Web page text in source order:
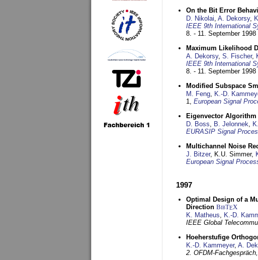
On the Bit Error
D. Nikolai, A. Dekorsy,
IEEE 9th International
8. - 11. September 1998
Maximum Likelihood
A. Dekorsy, S. Fischer,
IEEE 9th International
8. - 11. September 1998
Modified Subspace
M. Feng, K.-D.
1, European Signal
Eigenvector
D. Boss, B. Jelonnek,
EURASIP Signal
Multichannel Noise
J. Bitzer, K.U. Simmer,
European Signal
1997
Optimal Design of a
Direction BibTEX
K. Matheus, K.-D.
IEEE Global
Hoeherstufige
K.-D. Kammeyer, A.
2. OFDM-Fachgespräch,